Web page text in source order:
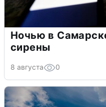
Ночью в
сирены
8 августа 0